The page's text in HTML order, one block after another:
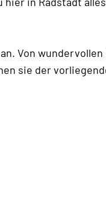
Von wundervollen
sie der